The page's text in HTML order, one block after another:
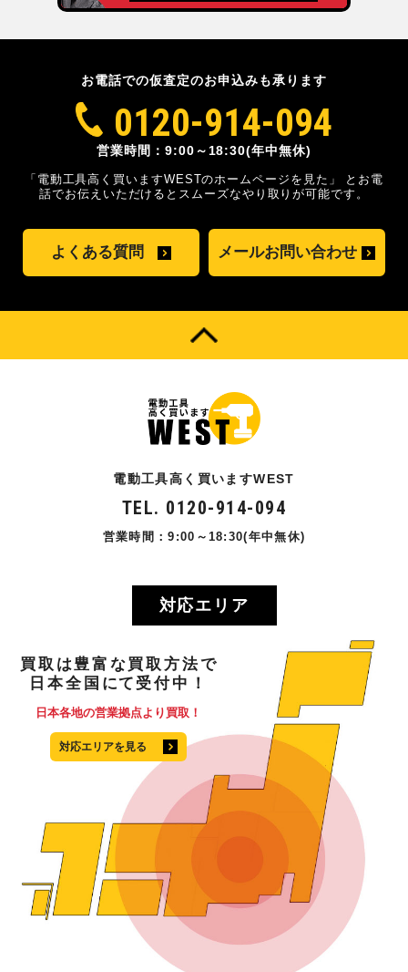
お電話での仮査定のお申込みも承ります
0120-914-094
営業時間：9:00～18:30(年中無休)
「電動工具高く買いますWESTのホームページを見た」
とお電
話でお伝えいただけるとスムーズなやり取りが可能です。
よくある質問 メールお問い合わせ
電動工具高く買いますWEST
TEL. 0120-914-094
営業時間：9:00～18:30(年中無休)
対応エリア
買取 は 豊富な買取方法で
日本全国 にて 受付中！
日本各地の営業拠点より買取！
対応エリアを見る